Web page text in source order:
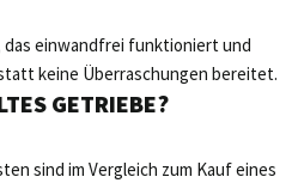
das einwandfrei funktioniert und
keine Überraschungen bereitet.
GETRIEBE?
sind im Vergleich zum Kauf eines